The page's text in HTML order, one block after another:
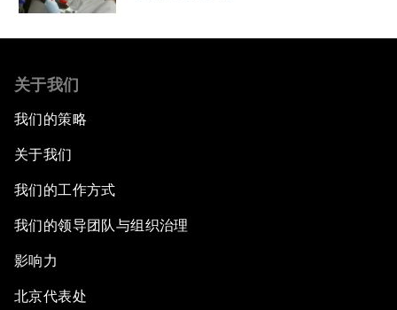
关于我们
我们的策略
关于我们
我们的工作方式
我们的领导团队与组织治理
影响力
北京代表处